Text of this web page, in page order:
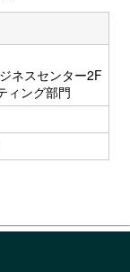
ネスセンター2F
ィング部門